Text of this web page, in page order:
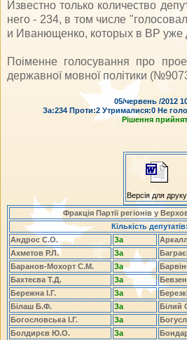
Известно только количество
него - 234, в том числе
и Иванющенко, которых в ВР уже
Поіменне голосування про
державної мовної політики
05/червень /2012
За:234 Проти:2 Утрималися:0 Не
Рішення
Версія для друку
Фракція Партії регіонів у
Кількість
Андрос С.О.
За
Ахметов Р.Л.
За
Баранов-Мохорт С.М.
За
Бахтеєва Т.Д.
За
Бережна І.Г.
За
Білаш Б.Ф.
За Білий
Богословська І.Г.
За
Болдирєв Ю.О.
За